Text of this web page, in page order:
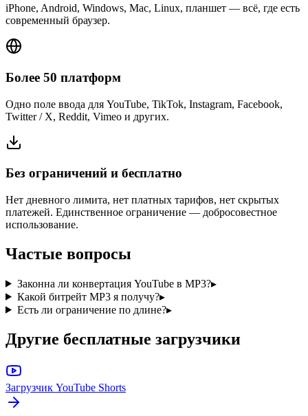
iPhone, Android, Windows, Mac, Linux, планшет — всё, где есть
современный браузер.
Более 50 платформ
Одно поле ввода для YouTube, TikTok, Instagram, Facebook,
Twitter / X, Reddit, Vimeo и других.
Без ограничений и бесплатно
Нет дневного лимита, нет платных тарифов, нет скрытых
платежей. Единственное ограничение — добросовестное
использование.
Частые вопросы
Законна ли конвертация YouTube в MP3?▸
Какой битрейт MP3 я получу?▸
Есть ли ограничение по длине?▸
Другие бесплатные загрузчики
Загрузчик YouTube Shorts